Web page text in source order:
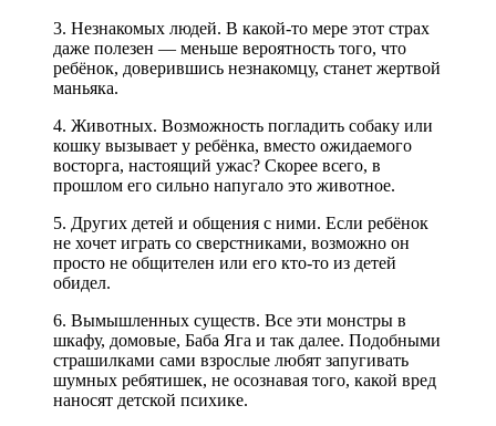
3. Незнакомых людей. В какой-то мере этот страх
даже полезен — меньше вероятность того, что
ребёнок, доверившись незнакомцу, станет жертвой
маньяка.
4. Животных. Возможность погладить собаку или
кошку вызывает у ребёнка, вместо ожидаемого
восторга, настоящий ужас? Скорее всего, в
прошлом его сильно напугало это животное.
5. Других детей и общения с ними. Если ребёнок
не хочет играть со сверстниками, возможно он
просто не общителен или его кто-то из детей
обидел.
6. Вымышленных существ. Все эти монстры в
шкафу, домовые, Баба Яга и так далее. Подобными
страшилками сами взрослые любят запугивать
шумных ребятишек, не осознавая того, какой вред
наносят детской психике.